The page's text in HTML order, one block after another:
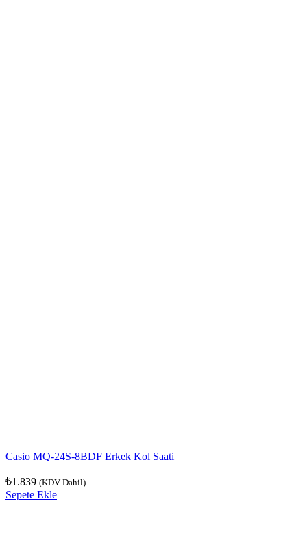
Casio MQ-24S-8BDF Erkek Kol Saati
₺1.839 (KDV Dahil)
Sepete Ekle